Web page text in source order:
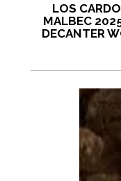
LOS
MALBEC
DECANTER